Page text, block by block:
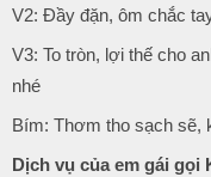
V2: Đầy đặn, ôm chắc
V3: To tròn, lợi thế cho
nhé
Bím: Thơm tho sạch sẽ,
Dịch vụ của em gái gọi